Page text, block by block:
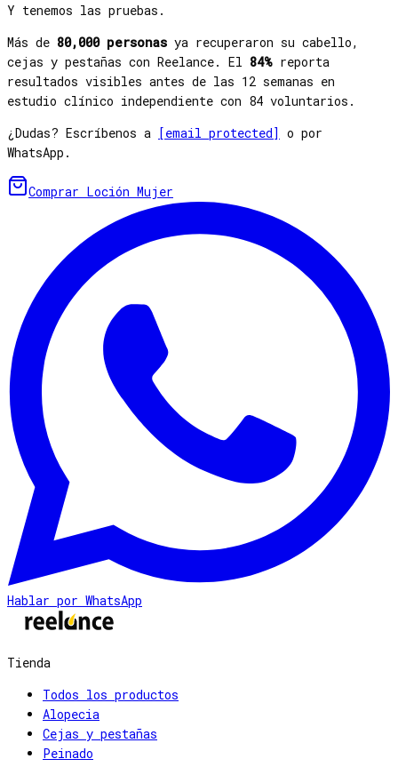
Y tenemos las pruebas.
Más de 80,000 personas ya recuperaron su cabello,
cejas y pestañas con Reelance. El 84% reporta
resultados visibles antes de las 12 semanas en
estudio clínico independiente con 84 voluntarios.
¿Dudas? Escríbenos a [email protected] o por
WhatsApp.
Comprar Loción Mujer
Hablar por WhatsApp
Tienda
Todos los productos
Alopecia
Cejas y pestañas
Peinado